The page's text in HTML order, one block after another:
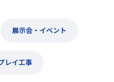
展示会・イベント
レイ工事